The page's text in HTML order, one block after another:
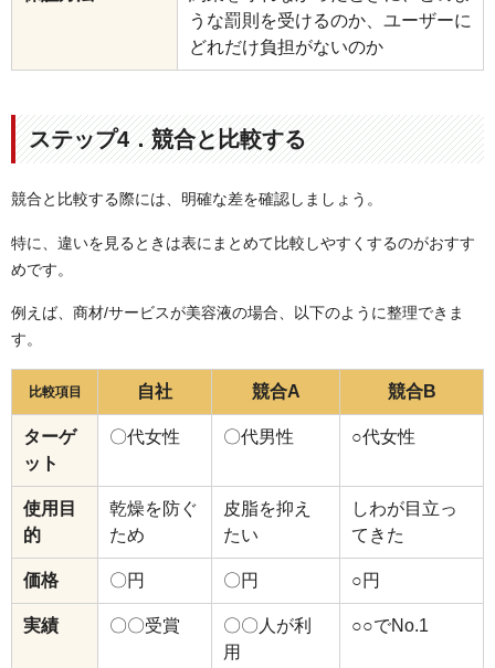
うな罰則を受けるのか、ユーザーに
どれだけ負担がないのか
ステップ4．競合と比較する
競合と比較する際には、明確な差を確認しましょう。
特に、違いを見るときは表にまとめて比較しやすくするのがおすす
めです。
例えば、商材/サービスが美容液の場合、以下のように整理できま
す。
比較項目 自社 競合A 競合B
ターゲ
ット
〇代女性 〇代男性 ○代女性
使用目
的
乾燥を防ぐ
ため
皮脂を抑え
たい
しわが目立っ
てきた
価格 〇円 〇円 ○円
実績 〇〇受賞
〇〇人が利
用
○○でNo.1